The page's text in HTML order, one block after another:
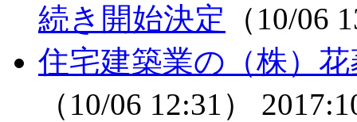
続き開始決定 （10/06
住宅建築業の（株）
（10/06 12:31）